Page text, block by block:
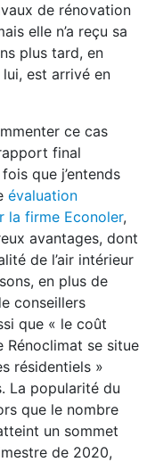
de rénovation
elle n’a reçu sa
plus tard, en
est arrivé en
ce cas
final
que j’entends
évaluation
la firme Econoler,
avantages, dont
de l’air intérieur
en plus de
conseillers
que « le coût
Rénoclimat se situe
résidentiels »
La popularité du
que le nombre
un sommet
de 2020,